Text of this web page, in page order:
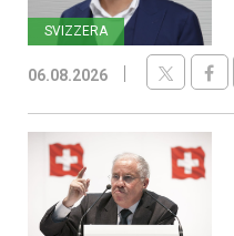
SVIZZERA
06.08.2026